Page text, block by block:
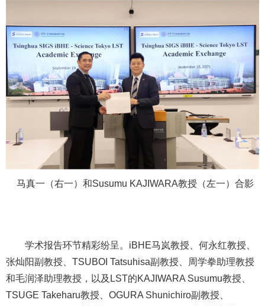
马真一（右一）和Susumu KAJIWARA教授（左一）合影
学术报告环节精彩纷呈。iBHE马岚教授、何永红教授、
张灿阳副教授、TSUBOI Tatsuhisa副教授、周学拳助理教授
和毛润泽助理教授，以及LST的KAJIWARA Susumu教授、
TSUGE Takeharu教授、OGURA Shunichiro副教授、